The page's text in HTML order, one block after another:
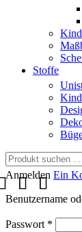
Stoffe
Anmelden Ein
Benutzername
Passwort *